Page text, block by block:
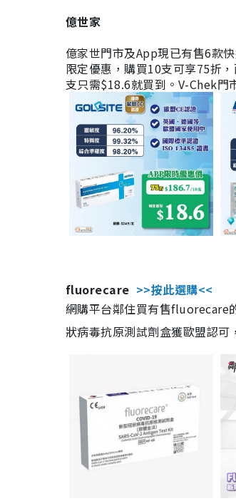
億世家
億家世門市及App現已有售6款
限定優惠，購買10支可享75折
支只需$18.6就買到。V-Chek門
fluorecare >>按此選購<<
網購平台鄰住買有售fluorecare
狀病毒抗原測試劑盒獲歐盟認